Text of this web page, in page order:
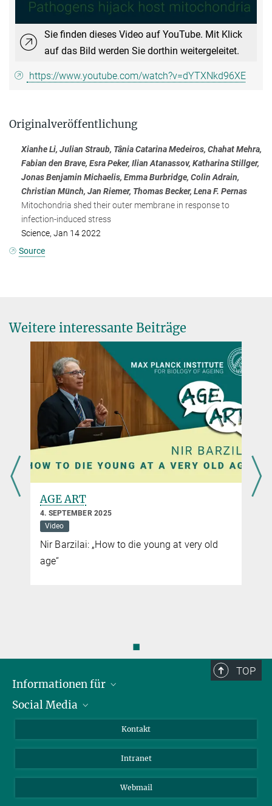
Sie finden dieses Video auf YouTube. Mit Klick
auf das Bild werden Sie dorthin weitergeleitet.
https://www.youtube.com/watch?v=dYTXNkd96XE
Originalveröffentlichung
Xianhe Li, Julian Straub, Tânia Catarina Medeiros, Chahat Mehra,
Fabian den Brave, Esra Peker, Ilian Atanassov, Katharina Stillger,
Jonas Benjamin Michaelis, Emma Burbridge, Colin Adrain,
Christian Münch, Jan Riemer, Thomas Becker, Lena F. Pernas
Mitochondria shed their outer membrane in response to
infection-induced stress
Science, Jan 14 2022
Source
Weitere interessante Beiträge
AGE ART
4. SEPTEMBER 2025
Video
Nir Barzilai: „How to die young at very old
age“
◼
TOP
Informationen für
Bewerbende
Social Media
YouTube
Kontakt
Intranet
Webmail